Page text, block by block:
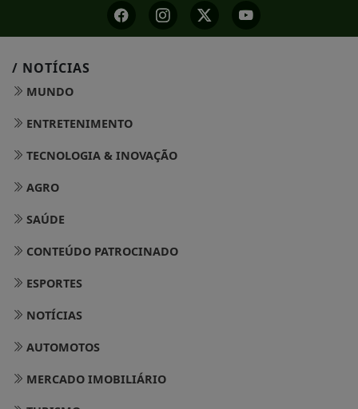
/ NOTÍCIAS
MUNDO
ENTRETENIMENTO
TECNOLOGIA & INOVAÇÃO
AGRO
SAÚDE
CONTEÚDO PATROCINADO
ESPORTES
NOTÍCIAS
AUTOMOTOS
MERCADO IMOBILIÁRIO